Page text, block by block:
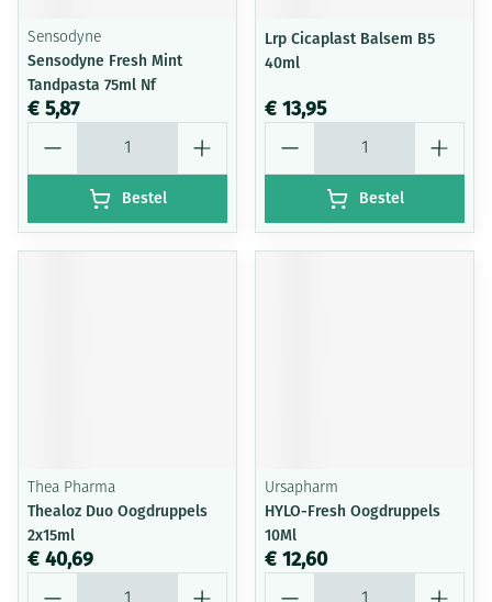
Sensodyne
Sensodyne Fresh Mint
Tandpasta 75ml Nf
€ 5,87
Bestel
Lrp Cicaplast Balsem B5
40ml
€ 13,95
Bestel
Thea Pharma
Thealoz Duo Oogdruppels
2x15ml
€ 40,69
Ursapharm
HYLO-Fresh Oogdruppels
10Ml
€ 12,60